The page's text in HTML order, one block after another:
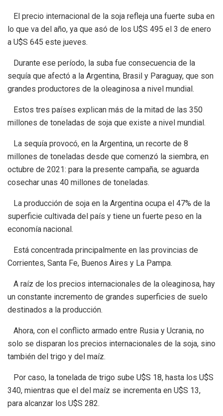
El precio internacional de la soja refleja una fuerte suba en
lo que va del año, ya que asó de los U$S 495 el 3 de enero
a U$S 645 este jueves.
Durante ese período, la suba fue consecuencia de la
sequía que afectó a la Argentina, Brasil y Paraguay, que son
grandes productores de la oleaginosa a nivel mundial.
Estos tres países explican más de la mitad de las 350
millones de toneladas de soja que existe a nivel mundial.
La sequía provocó, en la Argentina, un recorte de 8
millones de toneladas desde que comenzó la siembra, en
octubre de 2021: para la presente campaña, se aguarda
cosechar unas 40 millones de toneladas.
La producción de soja en la Argentina ocupa el 47% de la
superficie cultivada del país y tiene un fuerte peso en la
economía nacional.
Está concentrada principalmente en las provincias de
Corrientes, Santa Fe, Buenos Aires y La Pampa.
A raíz de los precios internacionales de la oleaginosa, hay
un constante incremento de grandes superficies de suelo
destinados a la producción.
Ahora, con el conflicto armado entre Rusia y Ucrania, no
solo se disparan los precios internacionales de la soja, sino
también del trigo y del maíz.
Por caso, la tonelada de trigo sube U$S 18, hasta los U$S
340, mientras que el del maíz se incrementa en U$S 13,
para alcanzar los U$S 282.